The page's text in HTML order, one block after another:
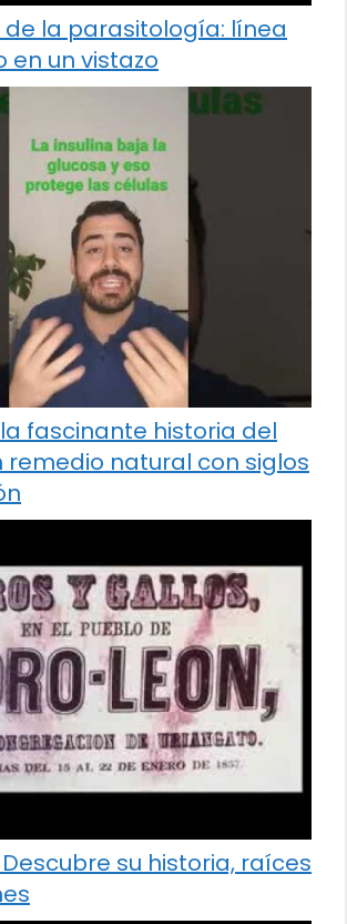
de la parasitología: línea
en un vistazo
fascinante historia del
remedio natural con siglos
su historia, raíces